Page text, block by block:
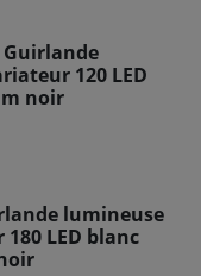
Guirlande
120 LED
noir
lumineuse
LED blanc